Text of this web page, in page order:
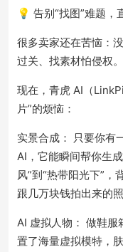
💡 告别“找图”难题
很多卖家还在苦恼：
过关、找素材怕侵权。
现在，青虎 AI（
片”的烦恼：
实景合成： 只要你有
AI，它能瞬间帮你生
风”到“热带阳光下”
跟几万块钱拍出来的照
AI 虚拟人物： 做鞋服
置了海量虚拟模特，